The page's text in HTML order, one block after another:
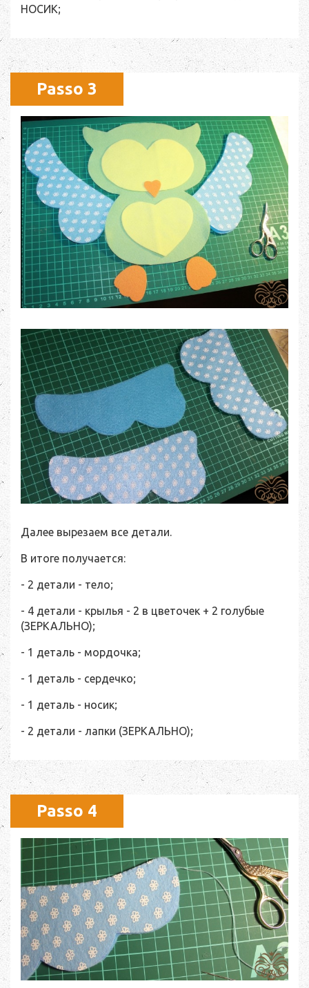
НОСИК;
Passo 3
Далее вырезаем все детали.
В итоге получается:
- 2 детали - тело;
- 4 детали - крылья - 2 в цветочек + 2 голубые
(ЗЕРКАЛЬНО);
- 1 деталь - мордочка;
- 1 деталь - сердечко;
- 1 деталь - носик;
- 2 детали - лапки (ЗЕРКАЛЬНО);
Passo 4